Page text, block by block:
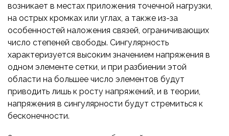
возникает в местах приложения точечной нагрузки,
на острых кромках или углах, а также из-за
особенностей наложения связей, ограничивающих
число степеней свободы. Сингулярность
характеризуется высоким значением напряжения в
одном элементе сетки, и при разбиении этой
области на большее число элементов будут
приводить лишь к росту напряжений, и в теории,
напряжения в сингулярности будут стремиться к
бесконечности.